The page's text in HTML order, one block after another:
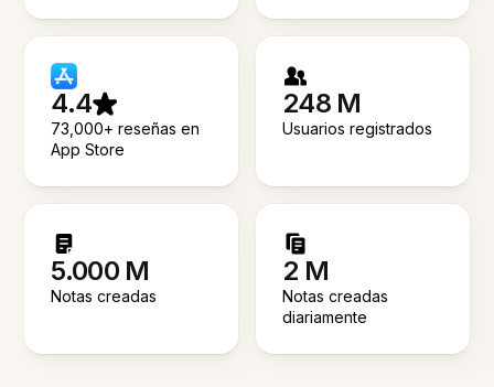
4.4
73,000+ reseñas en
App Store
248 M
Usuarios registrados
5.000 M
Notas creadas
2 M
Notas creadas
diariamente